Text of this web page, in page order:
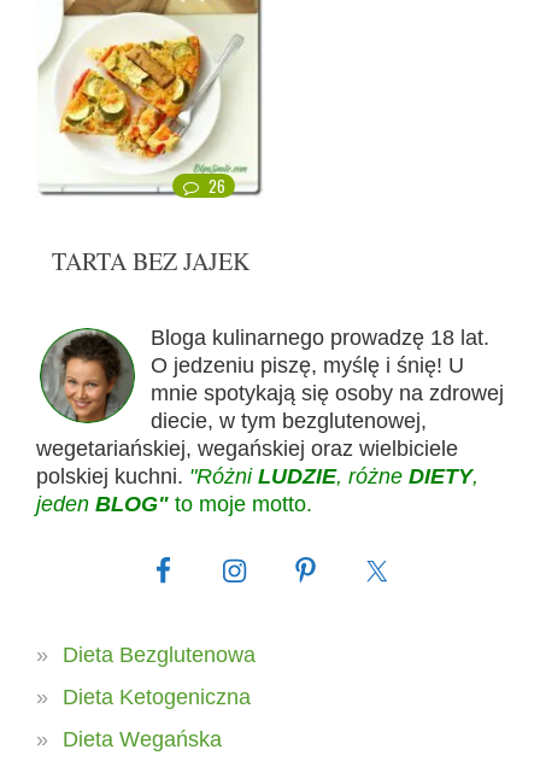
26
TARTA BEZ JAJEK
Bloga kulinarnego prowadzę 18 lat.
O jedzeniu piszę, myślę i śnię! U
mnie spotykają się osoby na zdrowej
diecie, w tym bezglutenowej,
wegetariańskiej, wegańskiej oraz wielbiciele
polskiej kuchni. "Różni LUDZIE, różne DIETY,
jeden BLOG" to moje motto.
Dieta Bezglutenowa
Dieta Ketogeniczna
Dieta Wegańska